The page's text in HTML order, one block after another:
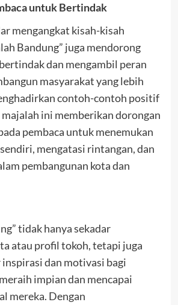
untuk Bertindak
mengangkat kisah-kisah
Bandung” juga mendorong
dan mengambil peran
masyarakat yang lebih
contoh-contoh positif
ini memberikan dorongan
pembaca untuk menemukan
mengatasi rintangan, dan
pembangunan kota dan
tidak hanya sekadar
atau profil tokoh, tetapi juga
dan motivasi bagi
impian dan mencapai
mereka. Dengan